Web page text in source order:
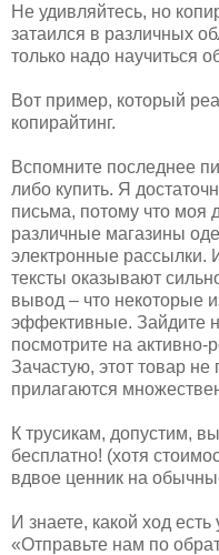
Не удивляйтесь, но
затаился в различных
только надо научиться
Вот пример, который
копирайтинг.
Вспомните последнее
либо купить. Я
письма, потому что моя
различные магазины
электронные рассылки.
тексты оказывают
вывод – что некоторые
эффективные. Зайдите
посмотрите на
Зачастую, этот товар
прилагаются
К трусикам, допустим,
бесплатно! (хотя
вдвое ценник на
И знаете, какой ход
«Отправьте нам по